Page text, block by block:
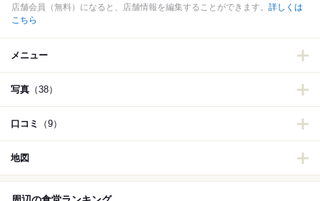
店舗会員（無料）になると、店舗情報を編集することができます。 詳しくは
こちら
メニュー
写真 （38）
口コミ （9）
地図